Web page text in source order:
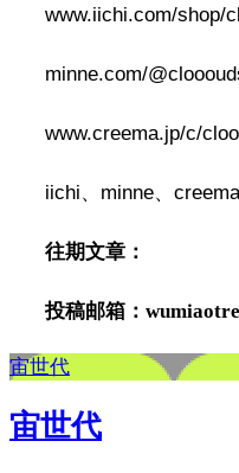
www.iichi.com/shop/
minne.com/
www.creema.jp/c/
iichi、minne、
往期文章：
投稿邮箱：
宙世代
宙世代